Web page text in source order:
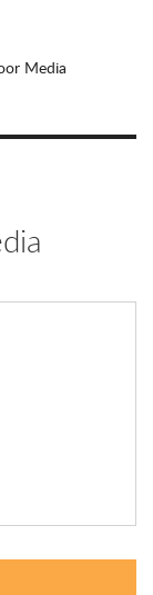
Media